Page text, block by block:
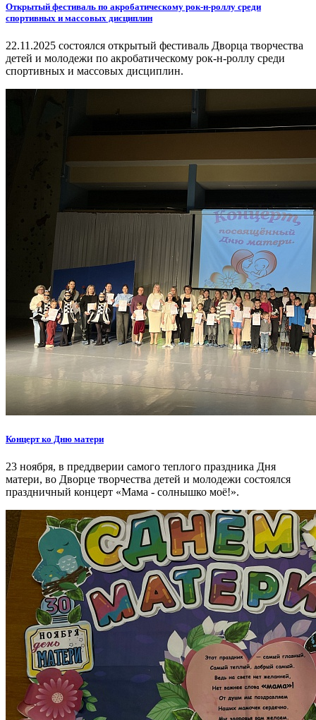
Открытый фестиваль по акробатическому рок-н-роллу среди
спортивных и массовых дисциплин
22.11.2025 состоялся открытый фестиваль Дворца творчества
детей и молодежи по акробатическому рок-н-роллу среди
спортивных и массовых дисциплин.
Концерт ко Дню матери
23 ноября, в преддверии самого теплого праздника Дня
матери, во Дворце творчества детей и молодежи состоялся
праздничный концерт «Мама - солнышко моё!».